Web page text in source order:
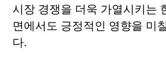
시장 경쟁을 더욱 가열시키는
면에서도 긍정적인 영향을 미
다.